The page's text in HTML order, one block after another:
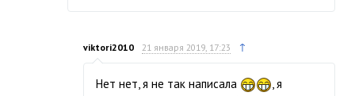
viktori2010 21 января 2019, 17:23 ↑
Нет нет, я не так написала
, я